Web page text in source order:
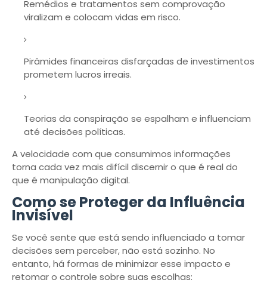
Remédios e tratamentos sem comprovação
viralizam e colocam vidas em risco.
Pirâmides financeiras disfarçadas de investimentos
prometem lucros irreais.
Teorias da conspiração se espalham e influenciam
até decisões políticas.
A velocidade com que consumimos informações
torna cada vez mais difícil discernir o que é real do
que é manipulação digital.
Como se Proteger da Influência
Invisível
Se você sente que está sendo influenciado a tomar
decisões sem perceber, não está sozinho. No
entanto, há formas de minimizar esse impacto e
retomar o controle sobre suas escolhas: